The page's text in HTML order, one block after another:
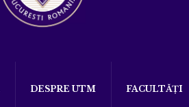
DESPRE UTM FACULTĂȚI